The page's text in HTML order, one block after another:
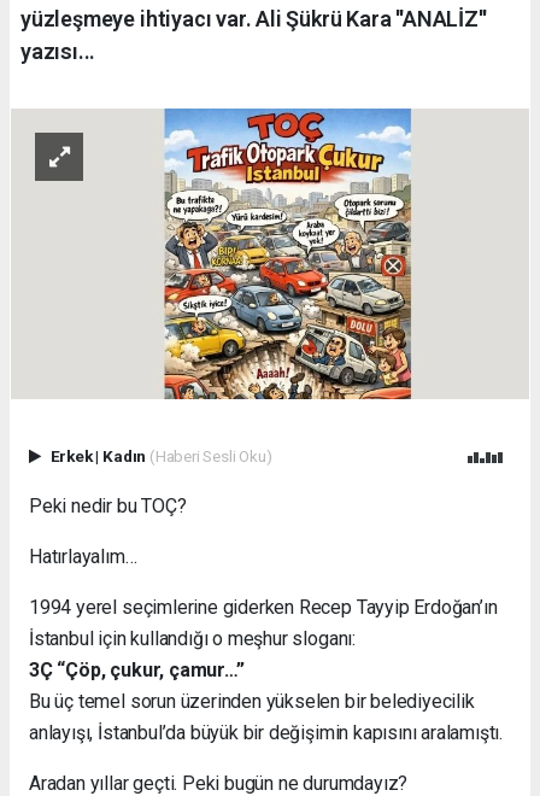
yüzleşmeye ihtiyacı var. Ali Şükrü Kara ''ANALİZ''
yazısı...
Erkek| Kadın (Haberi Sesli Oku)
Peki nedir bu TOÇ?
Hatırlayalım…
1994 yerel seçimlerine giderken Recep Tayyip Erdoğan’ın
İstanbul için kullandığı o meşhur sloganı:
3Ç “Çöp, çukur, çamur…”
Bu üç temel sorun üzerinden yükselen bir belediyecilik
anlayışı, İstanbul’da büyük bir değişimin kapısını aralamıştı.
Aradan yıllar geçti. Peki bugün ne durumdayız?